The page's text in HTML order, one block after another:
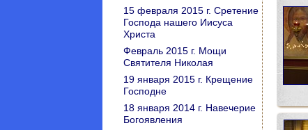
15 февраля 2015 г. Сретение
Господа нашего Иисуса
Христа
Февраль 2015 г. Мощи
Святителя Николая
19 января 2015 г. Крещение
Господне
18 января 2014 г. Навечерие
Богоявления